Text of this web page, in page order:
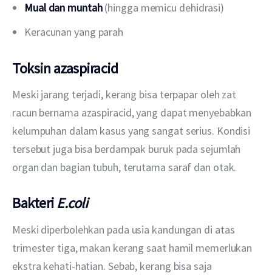
Mual dan muntah(hingga memicu dehidrasi)
Keracunan yang parah
Toksin azaspiracid
Meski jarang terjadi, kerang bisa terpapar oleh zat
racun bernama azaspiracid, yang dapat menyebabkan
kelumpuhan dalam kasus yang sangat serius. Kondisi
tersebut juga bisa berdampak buruk pada sejumlah
organ dan bagian tubuh, terutama saraf dan otak.
BakteriE.coli
Meski diperbolehkan pada usia kandungan di atas
trimester tiga, makan kerang saat hamil memerlukan
ekstra kehati-hatian. Sebab, kerang bisa saja